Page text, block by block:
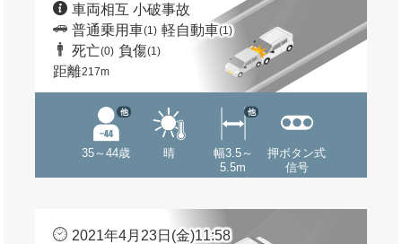
車両相互 小破事故
普通乗用車(1) 軽自動車(1)
死亡(0) 負傷(1)
距離217m
35～44歳
他
晴
幅3.5～
5.5m
他
押ボタン式
信号
2021年4月23日(金)11:58